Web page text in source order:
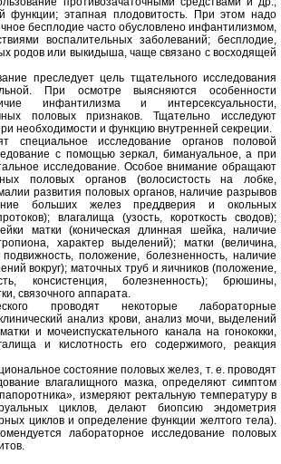
функции; этапная плодовитость. При этом надо
бесплодие часто обусловлено инфантилизмом,
воспалительных заболеваний; бесплодие,
родов или выкидыша, чаще связано с восходящей
преследует цель тщательного исследования
При осмотре выясняются особенности
инфантилизма и интерсексуальности,
половых признаков. Тщательно исследуют
необходимости и функцию внутренней секреции.
специальное исследование органов половой
с помощью зеркал, бимануальное, а при
исследование. Особое внимание обращают
половых органов (волосистость на лобке,
развития половых органов, наличие разрывов
больших желез преддверия и окольных
влагалища (узость, короткость сводов);
матки (коническая длинная шейка, наличие
характер выделений); матки (величина,
положение, болезненность, наличие
вокруг); маточных труб и яичников (положение,
консистенция, болезненность); брюшины,
связочного аппарата.
проводят некоторые лабораторные
анализ крови, анализ мочи, выделений
и мочеиспускательного канала на гонококки,
и кислотность его содержимого, реакция
состояние половых желез, т. е. проводят
влагалищного мазка, определяют симптом
измеряют ректальную температуру в
циклов, делают биопсию эндометрия
циклов и определение функции желтого тела).
лабораторное исследование половых